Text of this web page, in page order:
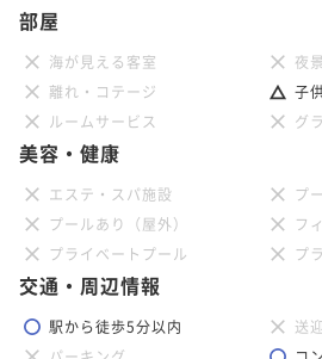
部屋
海が見える客室
夜
離れ・コテージ
子
ルームサービス
グ
美容・健康
エステ・スパ施設
プ
プールあり（屋外）
フ
プライベートプール
プ
交通・周辺情報
駅から徒歩5分以内
送